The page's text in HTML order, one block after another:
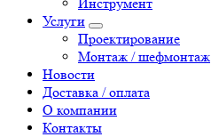
Услуги
Проектирование
Монтаж / шефмонтаж
Новости
Доставка / оплата
О компании
Контакты